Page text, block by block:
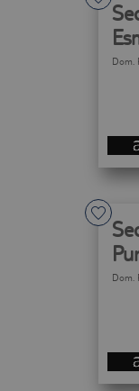
Dom.
Dom.